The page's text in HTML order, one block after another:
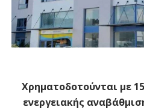
Χρηματοδοτούνται με
ενεργειακής